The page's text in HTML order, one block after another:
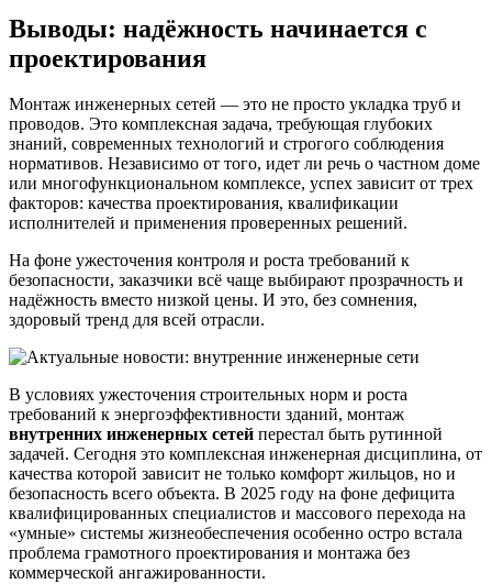
Выводы: надёжность начинается с
проектирования
Монтаж инженерных сетей — это не просто укладка труб и
проводов. Это комплексная задача, требующая глубоких
знаний, современных технологий и строгого соблюдения
нормативов. Независимо от того, идет ли речь о частном доме
или многофункциональном комплексе, успех зависит от трех
факторов: качества проектирования, квалификации
исполнителей и применения проверенных решений.
На фоне ужесточения контроля и роста требований к
безопасности, заказчики всё чаще выбирают прозрачность и
надёжность вместо низкой цены. И это, без сомнения,
здоровый тренд для всей отрасли.
В условиях ужесточения строительных норм и роста
требований к энергоэффективности зданий, монтаж
внутренних инженерных сетей перестал быть рутинной
задачей. Сегодня это комплексная инженерная дисциплина, от
качества которой зависит не только комфорт жильцов, но и
безопасность всего объекта. В 2025 году на фоне дефицита
квалифицированных специалистов и массового перехода на
«умные» системы жизнеобеспечения особенно остро встала
проблема грамотного проектирования и монтажа без
коммерческой ангажированности.